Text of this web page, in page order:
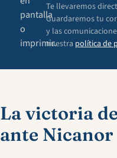
pantalla
o
imprimir.
Te llevaremos
Guardaremos tu
y las
nuestra política de
La victoria
ante Nicanor